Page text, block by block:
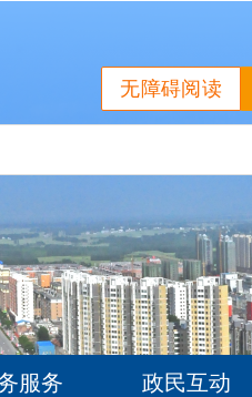
无障碍阅读
服务 政民互动